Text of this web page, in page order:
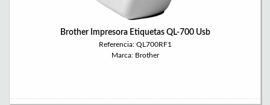
Brother Impresora Etiquetas QL-700 Usb
Referencia: QL700RF1
Marca: Brother